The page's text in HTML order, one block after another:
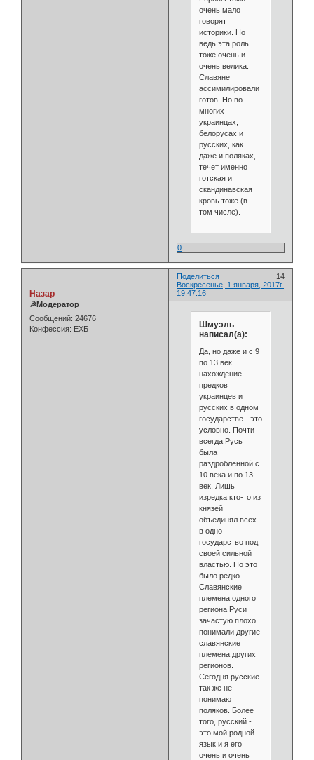
очень мало
говорят
историки. Но
ведь эта роль
тоже очень и
очень велика.
Славяне
ассимилировали
готов. Но во
многих
украинцах,
белорусах и
русских, как
даже и поляках,
течет именно
готская и
скандинавская
кровь тоже (в
том числе).
0
Поделиться
14
Воскресенье, 1 января, 2017г.
19:47:16
Назар
☭Модератор
Сообщений: 24676
Конфессия: ЕХБ
Шмуэль
написал(а):
Да, но даже и с 9
по 13 век
нахождение
предков
украинцев и
русских в одном
государстве - это
условно. Почти
всегда Русь
была
раздробленной с
10 века и по 13
век. Лишь
изредка кто-то из
князей
объединял всех
в одно
государство под
своей сильной
властью. Но это
было редко.
Славянские
племена одного
региона Руси
зачастую плохо
понимали другие
славянские
племена других
регионов.
Сегодня русские
так же не
понимают
поляков. Более
того, русский -
это мой родной
язык и я его
очень и очень